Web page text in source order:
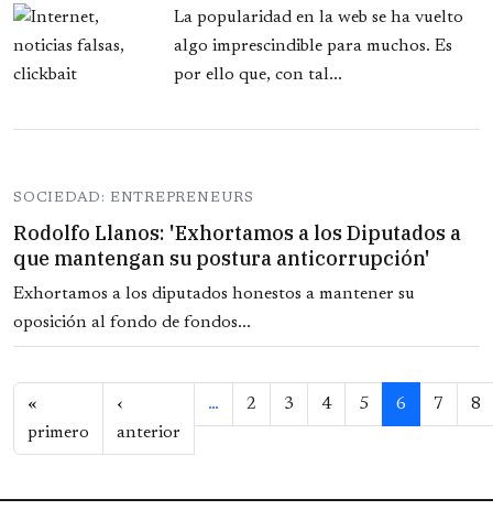
La popularidad en la web se ha vuelto
algo imprescindible para muchos. Es
por ello que, con tal...
SOCIEDAD: ENTREPRENEURS
Rodolfo Llanos: 'Exhortamos a los Diputados a
que mantengan su postura anticorrupción'
Exhortamos a los diputados honestos a mantener su
oposición al fondo de fondos...
Paginación
«
primero Primera página
‹
anterior Página anterior
… 2 3 4 5 6 7 8